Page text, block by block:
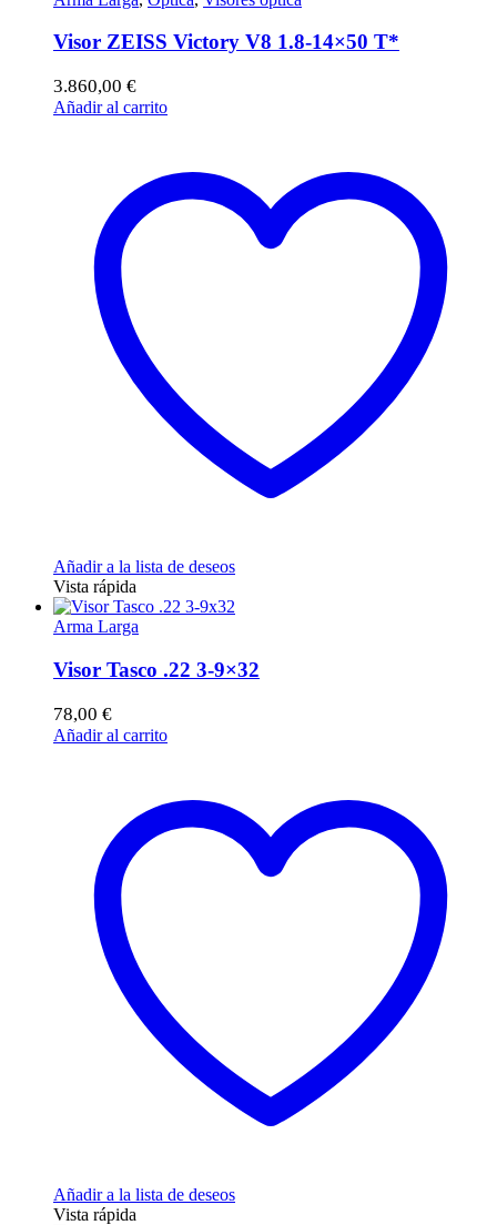
Visor ZEISS Victory V8 1.8-14×50 T*
3.860,00 €
Añadir al carrito
Añadir a la lista de deseos
Vista rápida
Arma Larga
Visor Tasco .22 3-9×32
78,00 €
Añadir al carrito
Añadir a la lista de deseos
Vista rápida